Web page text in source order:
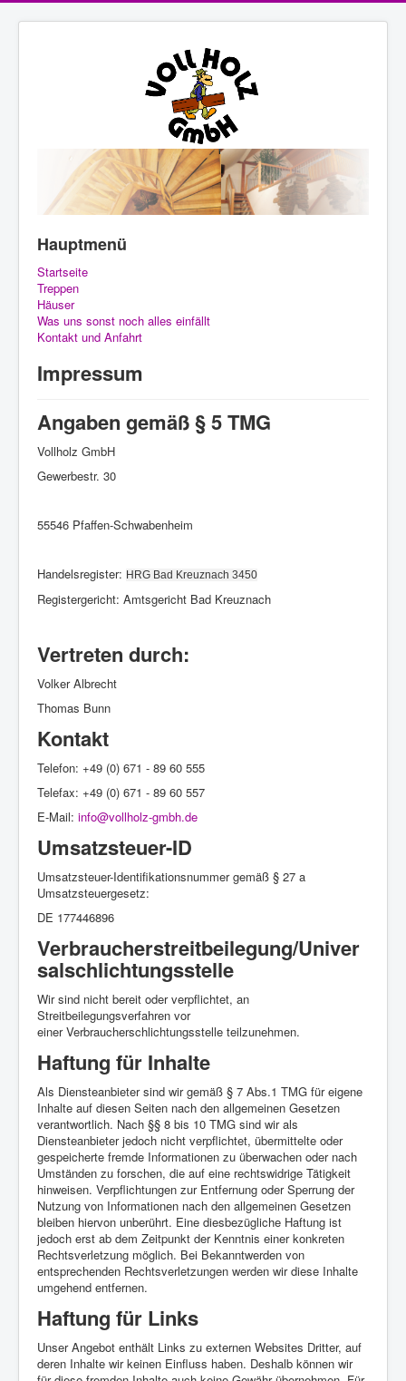
Hauptmenü
Startseite
Treppen
Häuser
Was uns sonst noch alles einfällt
Kontakt und Anfahrt
Impressum
Angaben gemäß § 5 TMG
Vollholz GmbH
Gewerbestr. 30
55546 Pfaffen-Schwabenheim
Handelsregister: HRG Bad Kreuznach 3450
Registergericht: Amtsgericht Bad Kreuznach
Vertreten durch:
Volker Albrecht
Thomas Bunn
Kontakt
Telefon: +49 (0) 671 - 89 60 555
Telefax: +49 (0) 671 - 89 60 557
E-Mail: info@vollholz-gmbh.de
Umsatzsteuer-ID
Umsatzsteuer-Identifikationsnummer gemäß § 27 a
Umsatzsteuergesetz:
DE 177446896
Verbraucherstreitbeilegung/Univer
salschlichtungsstelle
Wir sind nicht bereit oder verpflichtet, an
Streitbeilegungsverfahren vor
einer Verbraucherschlichtungsstelle teilzunehmen.
Haftung für Inhalte
Als Diensteanbieter sind wir gemäß § 7 Abs.1 TMG für eigene
Inhalte auf diesen Seiten nach den allgemeinen Gesetzen
verantwortlich. Nach §§ 8 bis 10 TMG sind wir als
Diensteanbieter jedoch nicht verpflichtet, übermittelte oder
gespeicherte fremde Informationen zu überwachen oder nach
Umständen zu forschen, die auf eine rechtswidrige Tätigkeit
hinweisen. Verpflichtungen zur Entfernung oder Sperrung der
Nutzung von Informationen nach den allgemeinen Gesetzen
bleiben hiervon unberührt. Eine diesbezügliche Haftung ist
jedoch erst ab dem Zeitpunkt der Kenntnis einer konkreten
Rechtsverletzung möglich. Bei Bekanntwerden von
entsprechenden Rechtsverletzungen werden wir diese Inhalte
umgehend entfernen.
Haftung für Links
Unser Angebot enthält Links zu externen Websites Dritter, auf
deren Inhalte wir keinen Einfluss haben. Deshalb können wir